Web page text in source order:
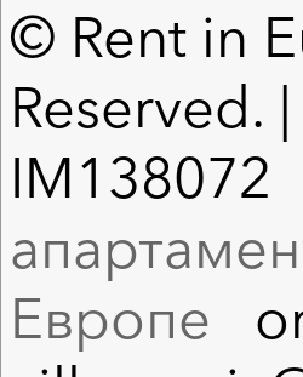
© Rent in
Reserved.
IM138072
Европе